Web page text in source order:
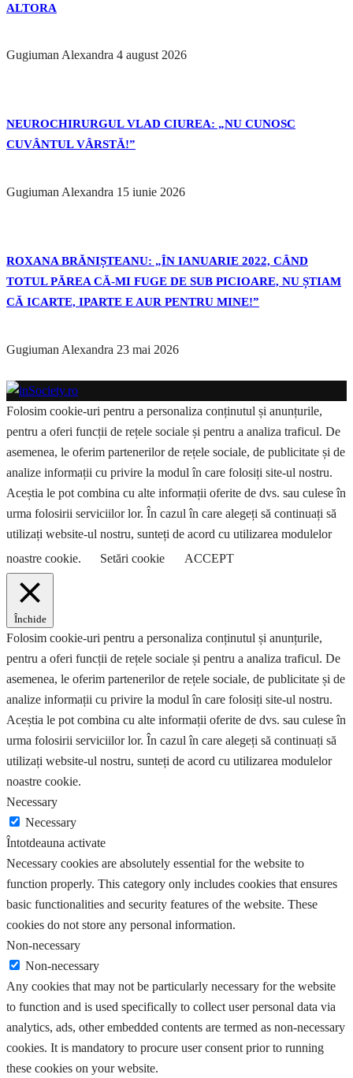
ALTORA
Gugiuman Alexandra 4 august 2026
NEUROCHIRURGUL VLAD CIUREA: „NU CUNOSC
CUVÂNTUL VÂRSTĂ!”
Gugiuman Alexandra 15 iunie 2026
ROXANA BRĂNIȘTEANU: „ÎN IANUARIE 2022, CÂND
TOTUL PĂREA CĂ-MI FUGE DE SUB PICIOARE, NU ȘTIAM
CĂ ICARTE, IPARTE E AUR PENTRU MINE!”
Gugiuman Alexandra 23 mai 2026
Folosim cookie-uri pentru a personaliza conținutul și anunțurile,
pentru a oferi funcții de rețele sociale și pentru a analiza traficul. De
asemenea, le oferim partenerilor de rețele sociale, de publicitate și de
analize informații cu privire la modul în care folosiți site-ul nostru.
Aceștia le pot combina cu alte informații oferite de dvs. sau culese în
urma folosirii serviciilor lor. În cazul în care alegeți să continuați să
utilizați website-ul nostru, sunteți de acord cu utilizarea modulelor
noastre cookie.
Setări cookie ACCEPT
Închide
Folosim cookie-uri pentru a personaliza conținutul și anunțurile,
pentru a oferi funcții de rețele sociale și pentru a analiza traficul. De
asemenea, le oferim partenerilor de rețele sociale, de publicitate și de
analize informații cu privire la modul în care folosiți site-ul nostru.
Aceștia le pot combina cu alte informații oferite de dvs. sau culese în
urma folosirii serviciilor lor. În cazul în care alegeți să continuați să
utilizați website-ul nostru, sunteți de acord cu utilizarea modulelor
noastre cookie.
Necessary
Necessary
Întotdeauna activate
Necessary cookies are absolutely essential for the website to
function properly. This category only includes cookies that ensures
basic functionalities and security features of the website. These
cookies do not store any personal information.
Non-necessary
Non-necessary
Any cookies that may not be particularly necessary for the website
to function and is used specifically to collect user personal data via
analytics, ads, other embedded contents are termed as non-necessary
cookies. It is mandatory to procure user consent prior to running
these cookies on your website.